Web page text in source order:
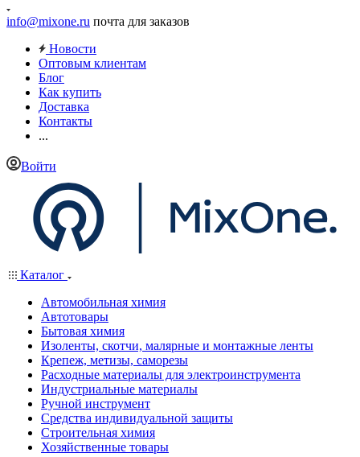
info@mixone.ru почта для заказов
Новости
Оптовым клиентам
Блог
Как купить
Доставка
Контакты
...
Войти
Каталог
Автомобильная химия
Автотовары
Бытовая химия
Изоленты, скотчи, малярные и монтажные ленты
Крепеж, метизы, саморезы
Расходные материалы для электроинструмента
Индустриальные материалы
Ручной инструмент
Средства индивидуальной защиты
Строительная химия
Хозяйственные товары